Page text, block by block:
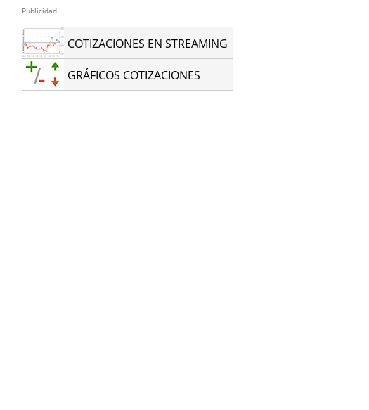
Publicidad
COTIZACIONES EN STREAMING
GRÁFICOS COTIZACIONES